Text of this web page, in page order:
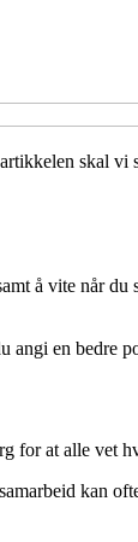
skal
å vite når
en bedre
for at alle vet
kan